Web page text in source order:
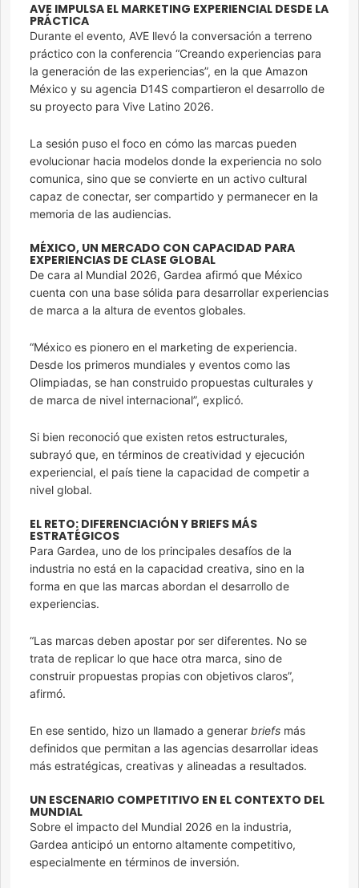
AVE IMPULSA EL MARKETING EXPERIENCIAL DESDE LA
PRÁCTICA
Durante el evento, AVE llevó la conversación a terreno
práctico con la conferencia “Creando experiencias para
la generación de las experiencias”, en la que Amazon
México y su agencia D14S compartieron el desarrollo de
su proyecto para Vive Latino 2026.
La sesión puso el foco en cómo las marcas pueden
evolucionar hacia modelos donde la experiencia no solo
comunica, sino que se convierte en un activo cultural
capaz de conectar, ser compartido y permanecer en la
memoria de las audiencias.
MÉXICO, UN MERCADO CON CAPACIDAD PARA
EXPERIENCIAS DE CLASE GLOBAL
De cara al Mundial 2026, Gardea afirmó que México
cuenta con una base sólida para desarrollar experiencias
de marca a la altura de eventos globales.
“México es pionero en el marketing de experiencia.
Desde los primeros mundiales y eventos como las
Olimpiadas, se han construido propuestas culturales y
de marca de nivel internacional”, explicó.
Si bien reconoció que existen retos estructurales,
subrayó que, en términos de creatividad y ejecución
experiencial, el país tiene la capacidad de competir a
nivel global.
EL RETO: DIFERENCIACIÓN Y BRIEFS MÁS
ESTRATÉGICOS
Para Gardea, uno de los principales desafíos de la
industria no está en la capacidad creativa, sino en la
forma en que las marcas abordan el desarrollo de
experiencias.
“Las marcas deben apostar por ser diferentes. No se
trata de replicar lo que hace otra marca, sino de
construir propuestas propias con objetivos claros”,
afirmó.
En ese sentido, hizo un llamado a generar briefs más
definidos que permitan a las agencias desarrollar ideas
más estratégicas, creativas y alineadas a resultados.
UN ESCENARIO COMPETITIVO EN EL CONTEXTO DEL
MUNDIAL
Sobre el impacto del Mundial 2026 en la industria,
Gardea anticipó un entorno altamente competitivo,
especialmente en términos de inversión.